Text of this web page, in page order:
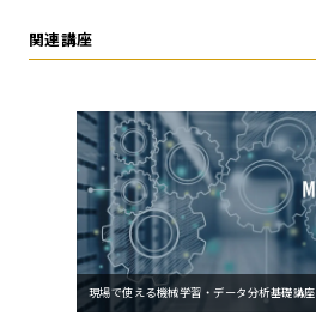
関連講座
現場で使える機械学習・データ分析基礎講座